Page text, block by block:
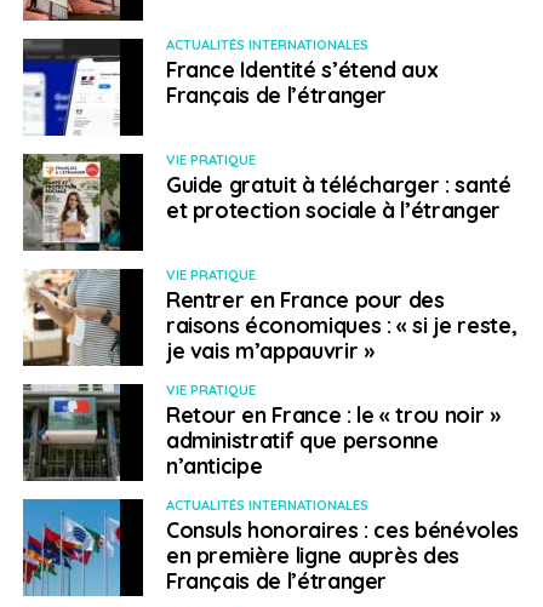
l’étranger). Cette consultation électorale sera une
première depuis le vaste mouvement de contestation
initié en 2019, puis l’explosion du port de Beyrouth le 4
avril 2020 et l’avènement d’une crise économique sans
précédent. Les 128 sièges à pourvoir au sein du
Parlement sont brigués au sein de listes électorales
bien supérieures à celles du dernier scrutin législatif, en
2018. Un signe qui n’est pourtant guère perçu comme
favorable au renouvellement de la classe politique par
la majorité de la population libanaise.
Amériques
Colombie/Venezuela
Les fortes pluies qui se sont abattues sur ces deux
pays ont provoqué d’importantes inondations et des
glissements de terrain. Plusieurs victimes sont à
déplorer et ces intempéries ont également perturbé le
transport aérien et routier. En Colombie, un glissement
de terrain a provoqué la mort d’au moins huit
ACTUALITÉS INTERNATIONALES
France Identité s’étend aux
Français de l’étranger
VIE PRATIQUE
Guide gratuit à télécharger : santé
et protection sociale à l’étranger
VIE PRATIQUE
Rentrer en France pour des
raisons économiques : « si je reste,
je vais m’appauvrir »
VIE PRATIQUE
Retour en France : le « trou noir »
administratif que personne
n’anticipe
ACTUALITÉS INTERNATIONALES
Consuls honoraires : ces bénévoles
en première ligne auprès des
Français de l’étranger